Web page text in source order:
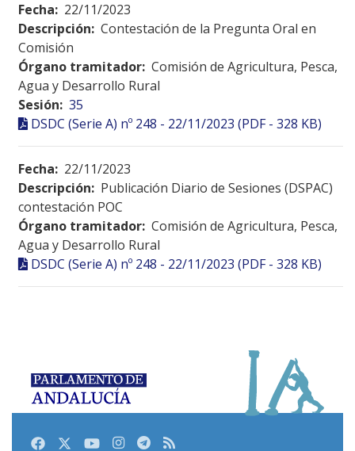
Fecha: 22/11/2023
Descripción: Contestación de la Pregunta Oral en
Comisión
Órgano tramitador: Comisión de Agricultura, Pesca,
Agua y Desarrollo Rural
Sesión: 35
DSDC (Serie A) nº 248 - 22/11/2023 (PDF - 328 KB)
Fecha: 22/11/2023
Descripción: Publicación Diario de Sesiones (DSPAC)
contestación POC
Órgano tramitador: Comisión de Agricultura, Pesca,
Agua y Desarrollo Rural
DSDC (Serie A) nº 248 - 22/11/2023 (PDF - 328 KB)
FacebookTwitterYoutubeInstagram
Telegram
RSS